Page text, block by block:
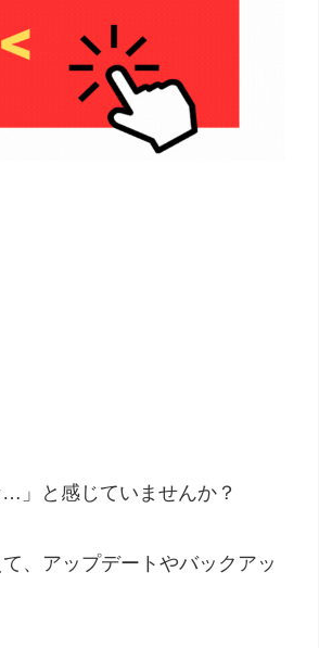
」と感じていませんか？
、アップデートやバックアッ